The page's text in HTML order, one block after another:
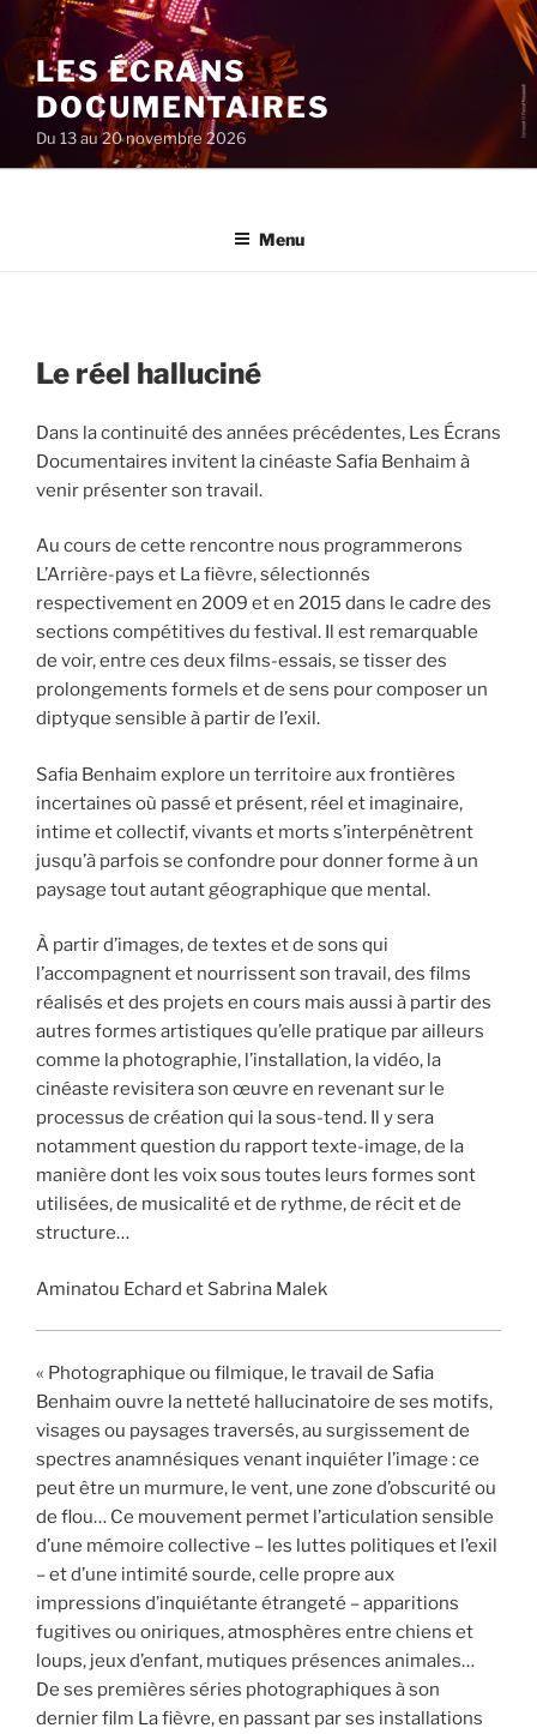
au
contenu
principal
LES ÉCRANS
DOCUMENTAIRES
Du 13 au 20 novembre 2026
Menu
Le réel halluciné
Dans la continuité des années précédentes, Les Écrans
Documentaires invitent la cinéaste Safia Benhaim à
venir présenter son travail.
Au cours de cette rencontre nous programmerons
L’Arrière-pays et La fièvre, sélectionnés
respectivement en 2009 et en 2015 dans le cadre des
sections compétitives du festival. Il est remarquable
de voir, entre ces deux films-essais, se tisser des
prolongements formels et de sens pour composer un
diptyque sensible à partir de l’exil.
Safia Benhaim explore un territoire aux frontières
incertaines où passé et présent, réel et imaginaire,
intime et collectif, vivants et morts s’interpénètrent
jusqu’à parfois se confondre pour donner forme à un
paysage tout autant géographique que mental.
À partir d’images, de textes et de sons qui
l’accompagnent et nourrissent son travail, des films
réalisés et des projets en cours mais aussi à partir des
autres formes artistiques qu’elle pratique par ailleurs
comme la photographie, l’installation, la vidéo, la
cinéaste revisitera son œuvre en revenant sur le
processus de création qui la sous-tend. Il y sera
notamment question du rapport texte-image, de la
manière dont les voix sous toutes leurs formes sont
utilisées, de musicalité et de rythme, de récit et de
structure…
Aminatou Echard et Sabrina Malek
« Photographique ou filmique, le travail de Safia
Benhaim ouvre la netteté hallucinatoire de ses motifs,
visages ou paysages traversés, au surgissement de
spectres anamnésiques venant inquiéter l’image : ce
peut être un murmure, le vent, une zone d’obscurité ou
de flou… Ce mouvement permet l’articulation sensible
d’une mémoire collective – les luttes politiques et l’exil
– et d’une intimité sourde, celle propre aux
impressions d’inquiétante étrangeté – apparitions
fugitives ou oniriques, atmosphères entre chiens et
loups, jeux d’enfant, mutiques présences animales…
De ses premières séries photographiques à son
dernier film La fièvre, en passant par ses installations